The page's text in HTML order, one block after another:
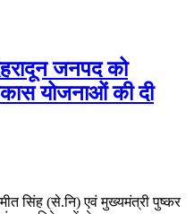
जनपद को
योजनाओं की दी
सिंह (से.नि) एवं मुख्यमंत्री पुष्कर